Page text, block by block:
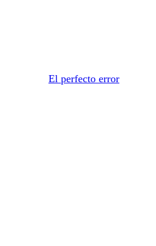
El perfecto error